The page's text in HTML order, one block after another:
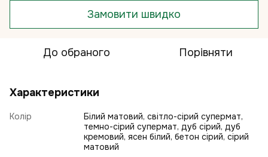
Замовити швидко
До обраного Порівняти
Характеристики
Колір
Білий матовий, світло-сірий супермат,
темно-сірий супермат, дуб сірий, дуб
кремовий, ясен білий, бетон сірий, сірий
матовий